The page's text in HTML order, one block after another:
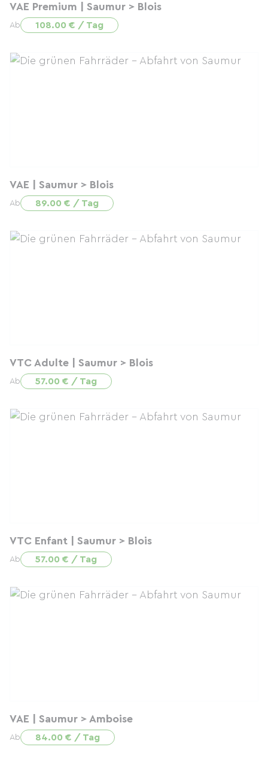
VAE Premium | Saumur > Blois
Ab 108.00 € / Tag
VAE | Saumur > Blois
Ab 89.00 € / Tag
VTC Adulte | Saumur > Blois
Ab 57.00 € / Tag
VTC Enfant | Saumur > Blois
Ab 57.00 € / Tag
VAE | Saumur > Amboise
Ab 84.00 € / Tag